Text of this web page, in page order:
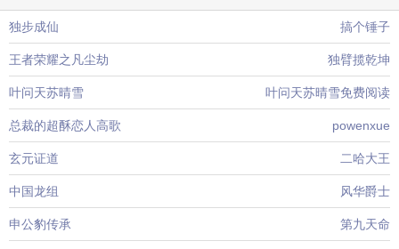
独步成仙 搞个锤子
王者荣耀之凡尘劫 独臂揽乾坤
叶问天苏晴雪 叶问天苏晴雪免费阅读
总裁的超酥恋人高歌 powenxue
玄元证道 二哈大王
中国龙组 风华爵士
申公豹传承 第九天命